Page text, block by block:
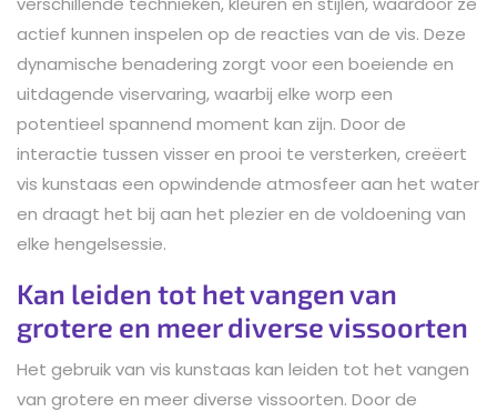
actief kunnen inspelen op de reacties van de vis. Deze
dynamische benadering zorgt voor een boeiende en
uitdagende viservaring, waarbij elke worp een
potentieel spannend moment kan zijn. Door de
interactie tussen visser en prooi te versterken, creëert
vis kunstaas een opwindende atmosfeer aan het water
en draagt het bij aan het plezier en de voldoening van
elke hengelsessie.
Kan leiden tot het vangen van
grotere en meer diverse vissoorten
Het gebruik van vis kunstaas kan leiden tot het vangen
van grotere en meer diverse vissoorten. Door de